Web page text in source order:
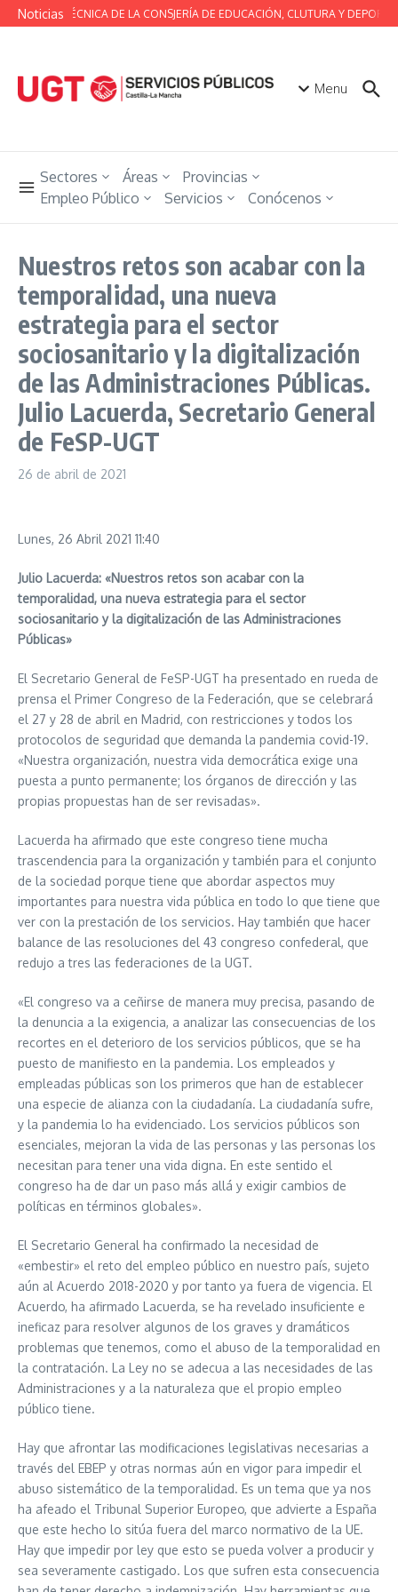
Saltar al contenido
Noticias
MESA TÉCNICA DE LA CONSJERÍA DE EDUCACIÓN, CLUTURA Y
Menu
Sectores Áreas
Provincias
Empleo Público
Servicios Conócenos
Nuestros retos son acabar con la
temporalidad, una nueva
estrategia para el sector
sociosanitario y la digitalización
de las Administraciones Públicas.
Julio Lacuerda, Secretario General
de FeSP-UGT
26 de abril de 2021
Lunes, 26 Abril 2021 11:40
Julio Lacuerda: «Nuestros retos son acabar con la
temporalidad, una nueva estrategia para el sector
sociosanitario y la digitalización de las Administraciones
Públicas»
El Secretario General de FeSP-UGT ha presentado en rueda de
prensa el Primer Congreso de la Federación, que se celebrará
el 27 y 28 de abril en Madrid, con restricciones y todos los
protocolos de seguridad que demanda la pandemia covid-19.
«Nuestra organización, nuestra vida democrática exige una
puesta a punto permanente; los órganos de dirección y las
propias propuestas han de ser revisadas».
Lacuerda ha afirmado que este congreso tiene mucha
trascendencia para la organización y también para el conjunto
de la sociedad porque tiene que abordar aspectos muy
importantes para nuestra vida pública en todo lo que tiene que
ver con la prestación de los servicios. Hay también que hacer
balance de las resoluciones del 43 congreso confederal, que
redujo a tres las federaciones de la UGT.
«El congreso va a ceñirse de manera muy precisa, pasando de
la denuncia a la exigencia, a analizar las consecuencias de los
recortes en el deterioro de los servicios públicos, que se ha
puesto de manifiesto en la pandemia. Los empleados y
empleadas públicas son los primeros que han de establecer
una especie de alianza con la ciudadanía. La ciudadanía sufre,
y la pandemia lo ha evidenciado. Los servicios públicos son
esenciales, mejoran la vida de las personas y las personas los
necesitan para tener una vida digna. En este sentido el
congreso ha de dar un paso más allá y exigir cambios de
políticas en términos globales».
El Secretario General ha confirmado la necesidad de
«embestir» el reto del empleo público en nuestro país, sujeto
aún al Acuerdo 2018-2020 y por tanto ya fuera de vigencia. El
Acuerdo, ha afirmado Lacuerda, se ha revelado insuficiente e
ineficaz para resolver algunos de los graves y dramáticos
problemas que tenemos, como el abuso de la temporalidad en
la contratación. La Ley no se adecua a las necesidades de las
Administraciones y a la naturaleza que el propio empleo
público tiene.
Hay que afrontar las modificaciones legislativas necesarias a
través del EBEP y otras normas aún en vigor para impedir el
abuso sistemático de la temporalidad. Es un tema que ya nos
ha afeado el Tribunal Superior Europeo, que advierte a España
que este hecho lo sitúa fuera del marco normativo de la UE.
Hay que impedir por ley que esto se pueda volver a producir y
sea severamente castigado. Los que sufren esta consecuencia